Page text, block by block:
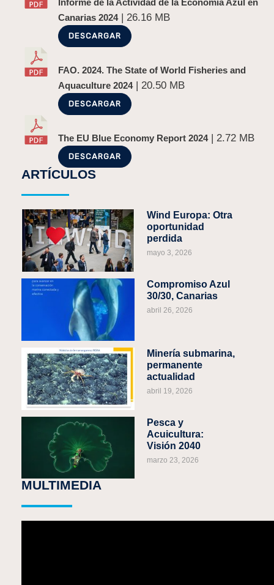
Informe de la Actividad de la Economía Azul en
Canarias 2024| 26.16 MB
DESCARGAR
FAO. 2024. The State of World Fisheries and
Aquaculture 2024| 20.50 MB
DESCARGAR
The EU Blue Economy Report 2024| 2.72 MB
DESCARGAR
ARTÍCULOS
Wind Europa: Otra
oportunidad
perdida
mayo 3, 2026
Compromiso Azul
30/30, Canarias
abril 26, 2026
Minería submarina,
permanente
actualidad
abril 19, 2026
Pesca y
Acuicultura:
Visión 2040
marzo 23, 2026
MULTIMEDIA